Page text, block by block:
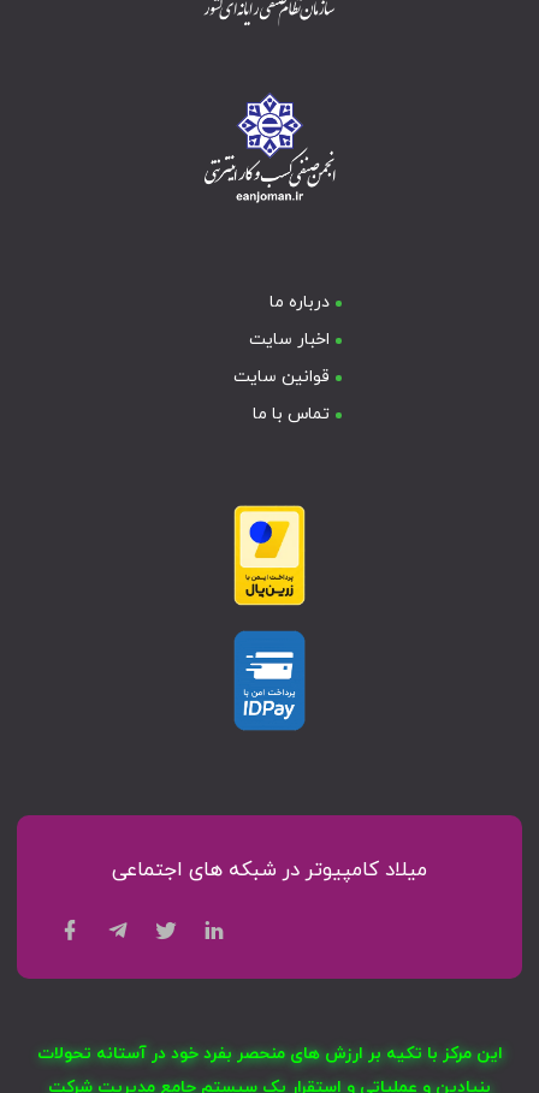
درباره ما
اخبار سایت
قوانین سایت
تماس با ما
میلاد کامپیوتر در شبکه های اجتماعی
این مرکز با تکیه بر ارزش های منحصر بفرد خود در آستانه تحولات
بنیادین و عملیاتی و استقرار یک سیستم جامع مدیریت شرکت